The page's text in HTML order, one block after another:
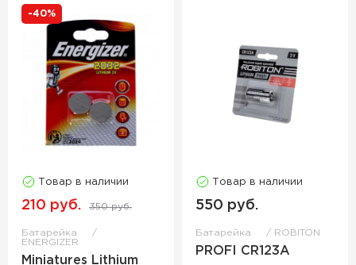
-40%
Товар в наличии
210 руб. 350 руб.
Батарейка
ENERGIZER
Miniatures Lithium
Товар в наличии
550 руб.
Батарейка ROBITON
PROFI CR123A